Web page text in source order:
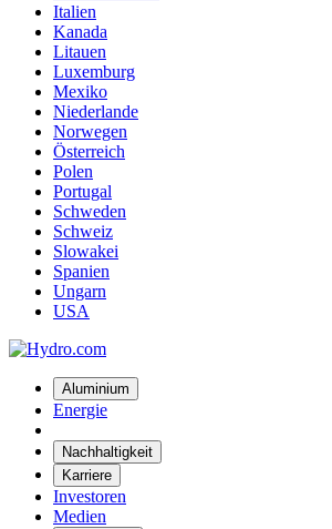
Italien
Kanada
Litauen
Luxemburg
Mexiko
Niederlande
Norwegen
Österreich
Polen
Portugal
Schweden
Schweiz
Slowakei
Spanien
Ungarn
USA
Aluminium
Energie
Nachhaltigkeit
Karriere
Investoren
Medien